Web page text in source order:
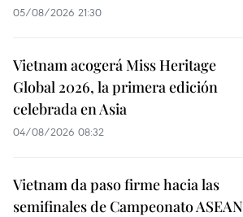
05/08/2026 21:30
Vietnam acogerá Miss Heritage
Global 2026, la primera edición
celebrada en Asia
04/08/2026 08:32
Vietnam da paso firme hacia las
semifinales de Campeonato ASEAN